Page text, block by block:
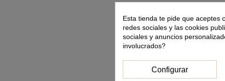
Esta tienda te pide que aceptes
redes sociales y las cookies
sociales y anuncios
involucrados?
Configurar